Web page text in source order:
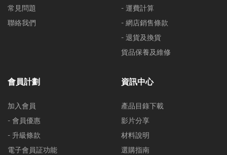
常見問題
聯絡我們
- 運費計算
- 網店銷售條款
- 退貨及換貨
貨品保養及維修
會員計劃
加入會員
- 會員優惠
- 升級條款
電子會員証功能
資訊中心
產品目錄下載
影片分享
材料說明
選購指南